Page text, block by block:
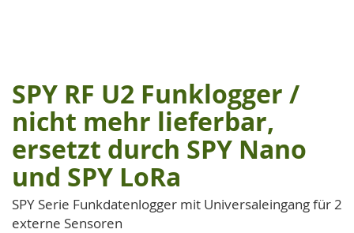
Zum
Anfang
der
Bildgalerie
springen
SPY RF U2 Funklogger /
nicht mehr lieferbar,
ersetzt durch SPY Nano
und SPY LoRa
SPY Serie Funkdatenlogger mit Universaleingang für 2
externe Sensoren